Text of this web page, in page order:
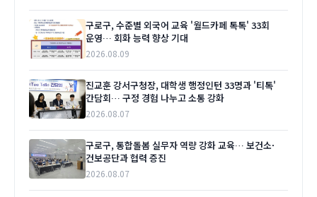
구로구, 수준별 외국어 교육 '월드카페 톡톡' 33회
운영… 회화 능력 향상 기대
2026.08.09
진교훈 강서구청장, 대학생 행정인턴 33명과 '티톡'
간담회… 구정 경험 나누고 소통 강화
2026.08.07
구로구, 통합돌봄 실무자 역량 강화 교육… 보건소·
건보공단과 협력 증진
2026.08.07